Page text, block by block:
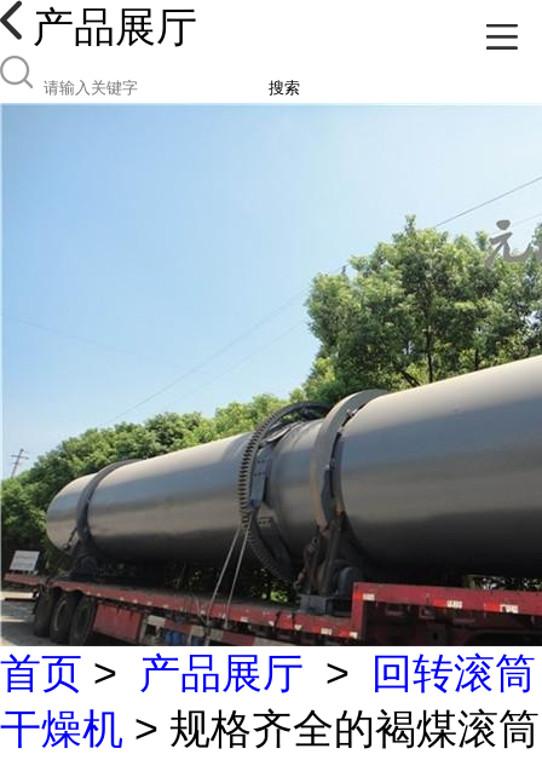
产品展厅
搜索
首页 > 产品展厅 >
回转滚筒
干燥机 > 规格齐全的褐煤滚筒